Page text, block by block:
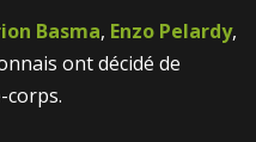
Basma, Enzo Pelardy,
ont décidé de
corps.